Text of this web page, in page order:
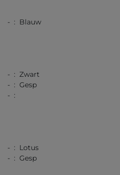
- : Blauw
- : Zwart
- : Gesp
- :
- : Lotus
- : Gesp